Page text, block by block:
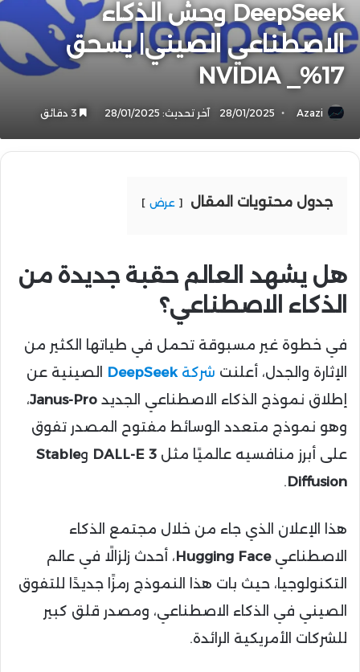
DeepSeek وحش الذكاء
الاصطناعي الصيني| يسحق
NVIDIA _%17
Azazi
28/01/2025 آخر تحديث: 28/01/2025
جدول محتويات المقال عرض
هل يشهد العالم حقبة جديدة من
الذكاء الاصطناعي؟
في خطوة غير مسبوقة تحمل في طياتها الكثير من
الإثارة والجدل، أعلنت شركة DeepSeek الصينية عن
إطلاق نموذج الذكاء الاصطناعي الجديد Janus-Pro،
وهو نموذج متعدد الوسائط مفتوح المصدر تفوق
على أبرز منافسيه عالميًا مثل DALL-E 3 وStable
Diffusion
.
هذا الإعلان الذي جاء من خلال مجتمع الذكاء
الاصطناعيHugging Face، أحدث زلزالًا في عالم
التكنولوجيا، حيث بات هذا النموذج رمزًا جديدًا للتفوق
الصيني في الذكاء الاصطناعي، ومصدر قلق كبير
للشركات الأمريكية الرائدة.